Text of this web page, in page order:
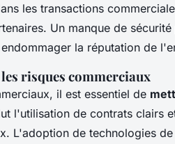
les transactions
Un manque de
la réputation de
risques commerciaux
il est essentiel de
l'utilisation de contrats clairs
L'adoption de technologies